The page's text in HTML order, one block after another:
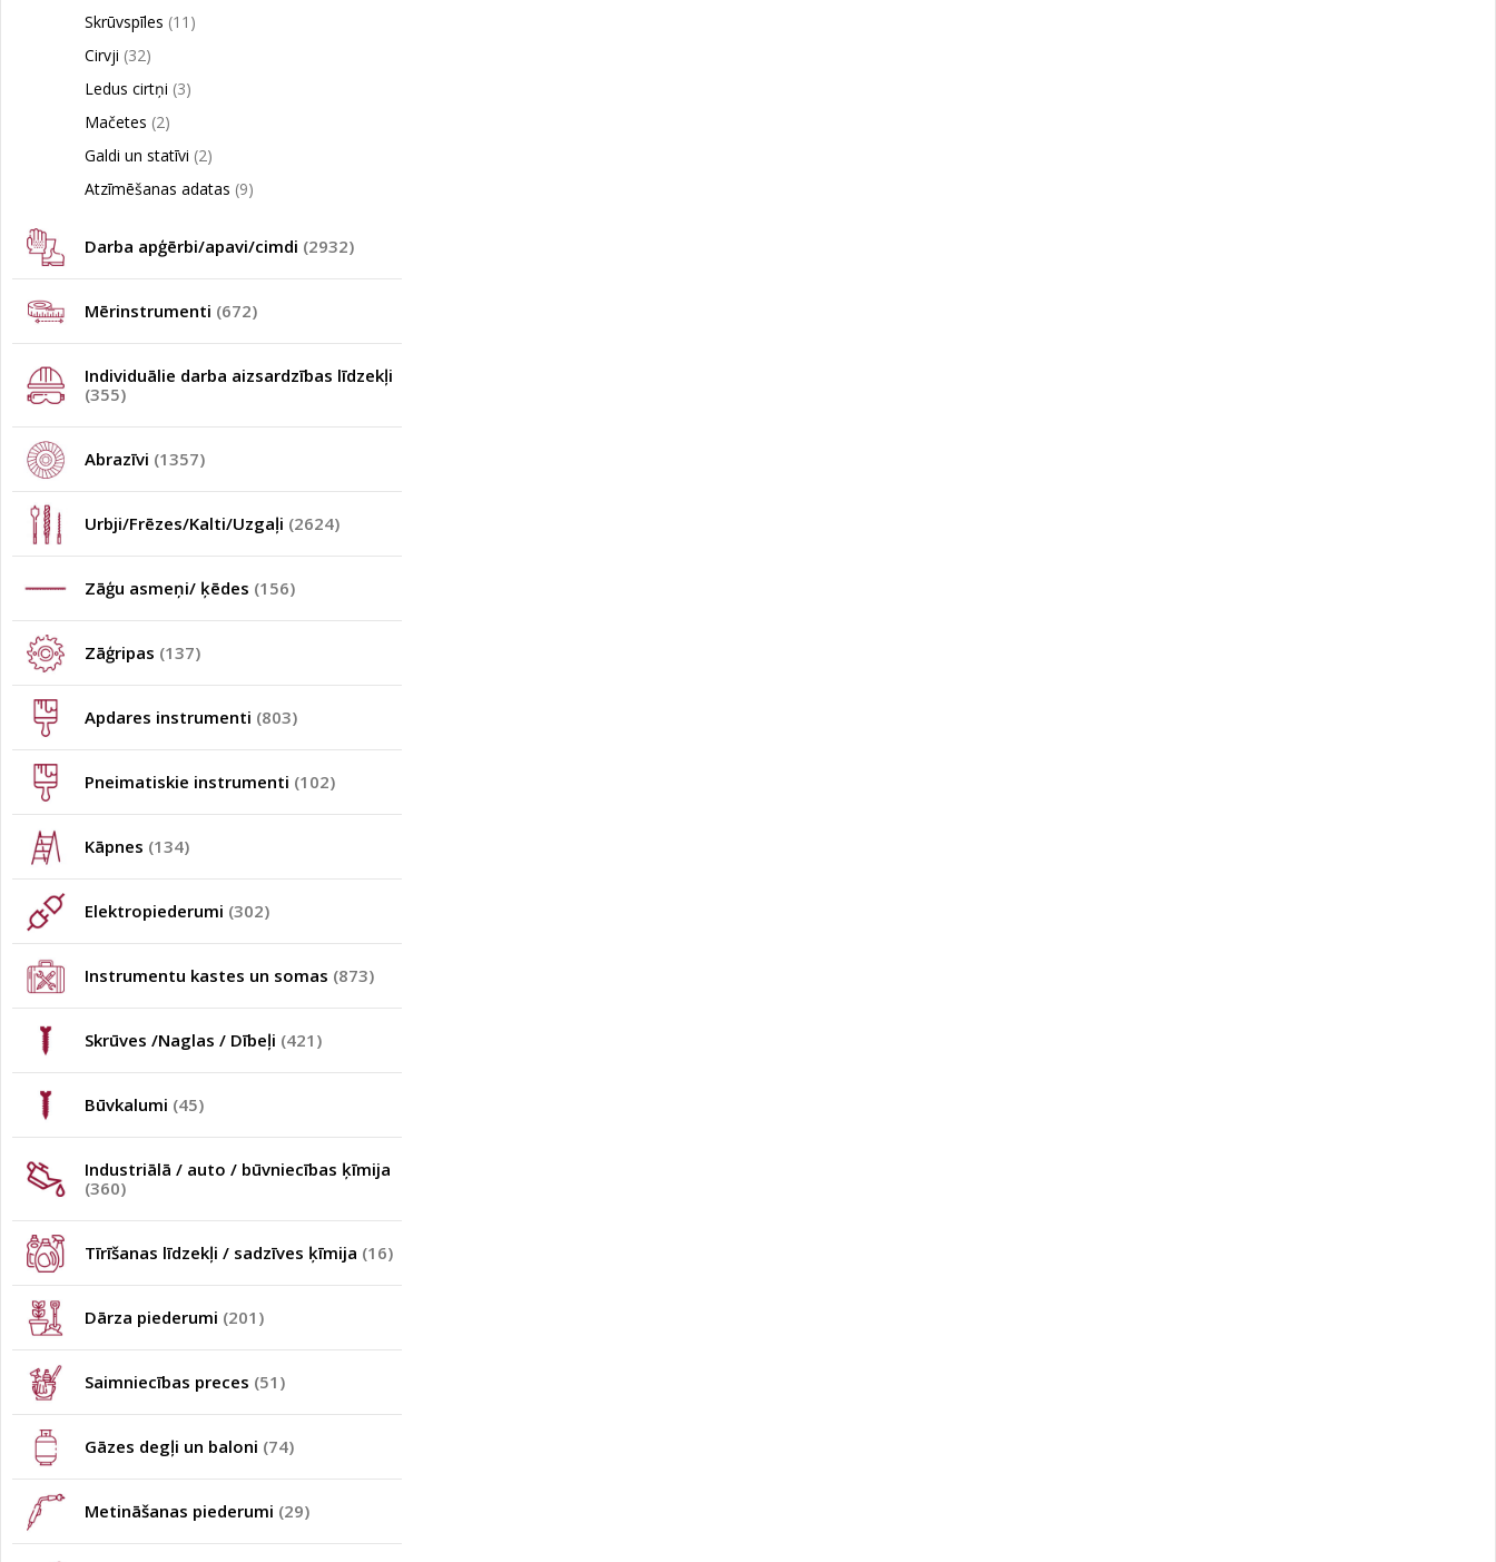
Skrūvspīles (11)
Cirvji (32)
Ledus cirtņi (3)
Mačetes (2)
Galdi un statīvi (2)
Atzīmēšanas adatas (9)
Darba apģērbi/apavi/cimdi (2932)
Mērinstrumenti (672)
Individuālie darba aizsardzības līdzekļi
(355)
Abrazīvi (1357)
Urbji/Frēzes/Kalti/Uzgaļi (2624)
Zāģu asmeņi/ ķēdes (156)
Zāģripas (137)
Apdares instrumenti (803)
Pneimatiskie instrumenti (102)
Kāpnes (134)
Elektropiederumi (302)
Instrumentu kastes un somas (873)
Skrūves /Naglas / Dībeļi (421)
Būvkalumi (45)
Industriālā / auto / būvniecības ķīmija
(360)
Tīrīšanas līdzekļi / sadzīves ķīmija (16)
Dārza piederumi (201)
Saimniecības preces (51)
Gāzes degļi un baloni (74)
Metināšanas piederumi (29)